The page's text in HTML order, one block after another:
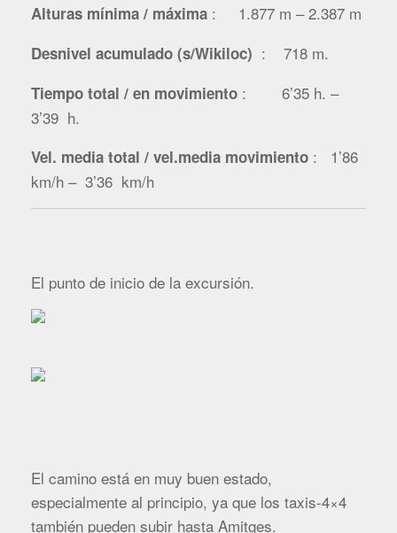
Alturas mínima / máxima : 1.877 m – 2.387 m
Desnivel acumulado (s/Wikiloc) : 718 m.
Tiempo total / en movimiento : 6’35 h. –
3’39 h.
Vel. media total / vel.media movimiento : 1’86
km/h – 3’36 km/h
El punto de inicio de la excursión.
El camino está en muy buen estado,
especialmente al principio, ya que los taxis-4×4
también pueden subir hasta Amitges.